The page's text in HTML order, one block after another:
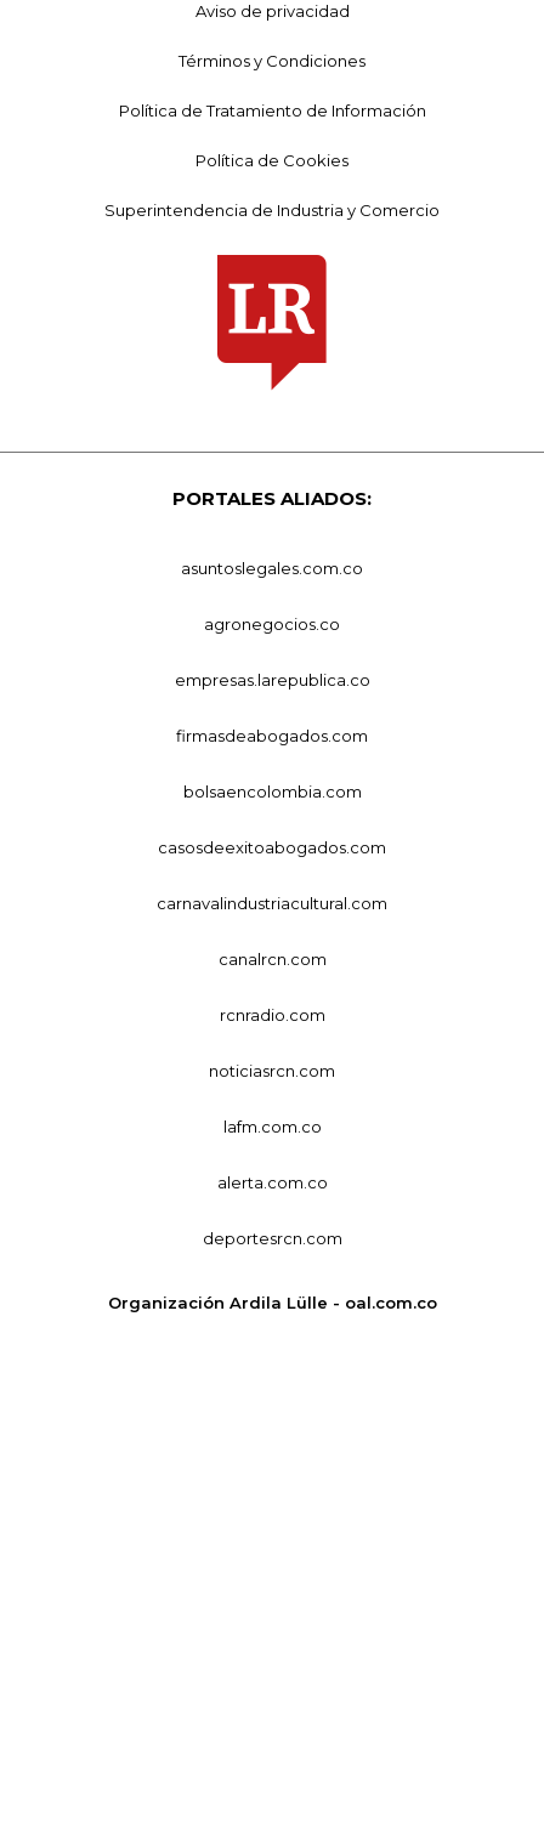
Aviso de privacidad
Términos y Condiciones
Política de Tratamiento de Información
Política de Cookies
Superintendencia de Industria y Comercio
PORTALES ALIADOS:
asuntoslegales.com.co
agronegocios.co
empresas.larepublica.co
firmasdeabogados.com
bolsaencolombia.com
casosdeexitoabogados.com
carnavalindustriacultural.com
canalrcn.com
rcnradio.com
noticiasrcn.com
lafm.com.co
alerta.com.co
deportesrcn.com
Organización Ardila Lülle - oal.com.co